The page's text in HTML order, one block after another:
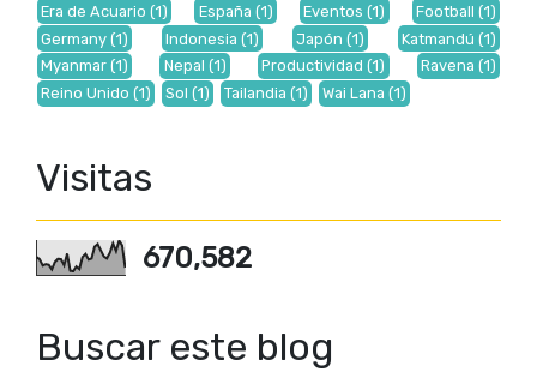
Era de Acuario (1) España (1) Eventos (1) Football (1)
Germany (1) Indonesia (1) Japón (1) Katmandú (1)
Myanmar (1) Nepal (1) Productividad (1) Ravena (1)
Reino Unido (1) Sol (1) Tailandia (1) Wai Lana (1)
Visitas
670,582
Buscar este blog